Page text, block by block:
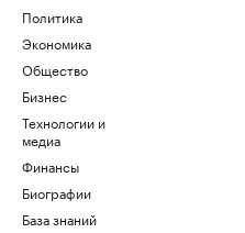
Политика
Экономика
Общество
Бизнес
Технологии и
медиа
Финансы
Биографии
База знаний